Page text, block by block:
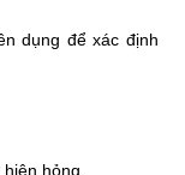
dụng để xác định
hỏng.